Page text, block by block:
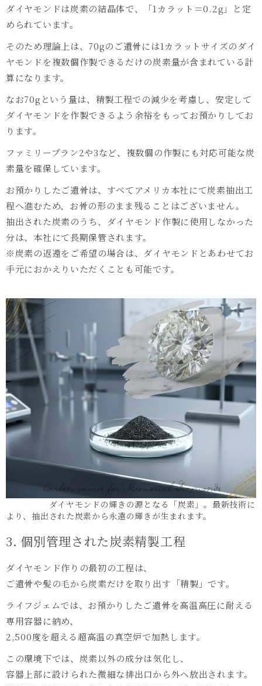
ダイヤモンドは炭素の結晶体で、「1カラット＝0.2g」と定
められています。
そのため理論上は、70gのご遺骨には1カラットサイズのダイ
ヤモンドを複数個作製できるだけの炭素量が含まれている計
算になります。
なお70gという量は、精製工程での減少を考慮し、安定して
ダイヤモンドを作製できるよう余裕をもってお預かりしてお
ります。
ファミリープラン2や3など、複数個の作製にも対応可能な炭
素量を確保しています。
お預かりしたご遺骨は、すべてアメリカ本社にて炭素抽出工
程へ進むため、お骨の形のまま残ることはございません。
抽出された炭素のうち、ダイヤモンド作製に使用しなかった
分は、本社にて長期保管されます。
※炭素の返還をご希望の場合は、ダイヤモンドとあわせてお
手元におかえりいただくことも可能です。
ダイヤモンドの輝きの源となる「炭素」。最新技術に
より、抽出された炭素から永遠の輝きが生まれます。
3. 個別管理された炭素精製工程
ダイヤモンド作りの最初の工程は、
ご遺骨や髪の毛から炭素だけを取り出す「精製」です。
ライフジェムでは、お預かりしたご遺骨を高温高圧に耐える
専用容器に納め、
2,500度を超える超高温の真空炉で加熱します。
この環境下では、炭素以外の成分は気化し、
容器上部に設けられた微細な排出口から外へ放出されます。